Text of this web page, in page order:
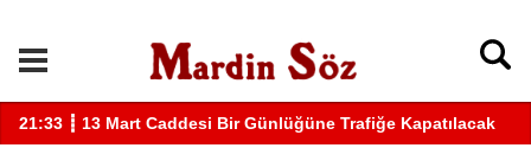
11:57 ┋ Midyat’ta bıçaklı kavga can aldı